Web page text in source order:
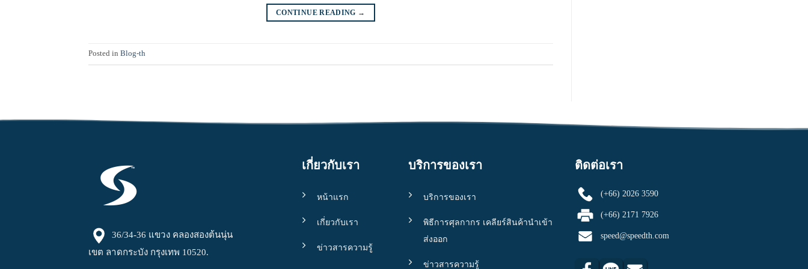
CONTINUE READING →
Posted in Blog-th
36/34-36 แขวง คลองสองต้นนุ่น
เขต ลาดกระบัง กรุงเทพ 10520.
เกี่ยวกับเรา
หน้าแรก
เกี่ยวกับเรา
ข่าวสารความรู้
บริการของเรา
บริการของเรา
พิธีการศุลกากร เคลียร์สินค้านำเข้า
ส่งออก
ข่าวสารความรู้
ติดต่อเรา
(+66) 2026 3590
(+66) 2171 7926
speed@speedth.com